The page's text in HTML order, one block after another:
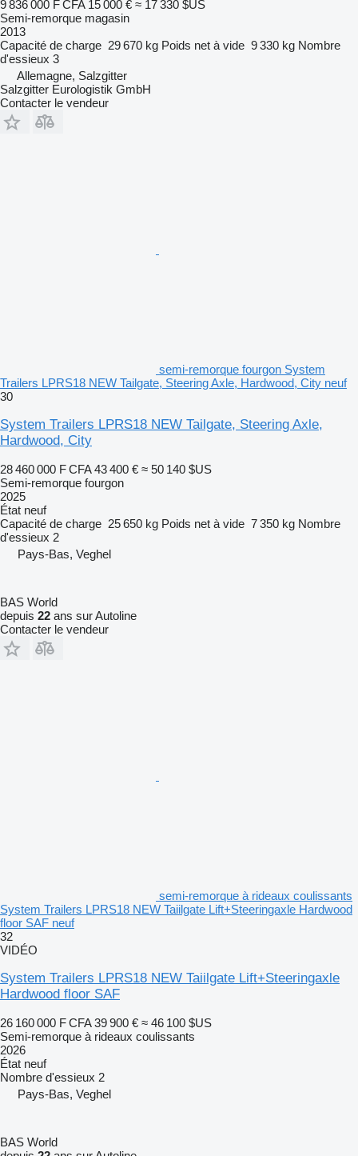
9 836 000 F CFA 15 000 € ≈ 17 330 $US
Semi-remorque magasin
2013
Capacité de charge 29 670 kg Poids net à vide 9 330 kg Nombre
d'essieux 3
Allemagne, Salzgitter
Salzgitter Eurologistik GmbH
Contacter le vendeur
semi-remorque fourgon System
Trailers LPRS18 NEW Tailgate, Steering Axle, Hardwood, City neuf
30
System Trailers LPRS18 NEW Tailgate, Steering Axle,
Hardwood, City
28 460 000 F CFA 43 400 € ≈ 50 140 $US
Semi-remorque fourgon
2025
État neuf
Capacité de charge 25 650 kg Poids net à vide 7 350 kg Nombre
d'essieux 2
Pays-Bas, Veghel
BAS World
depuis 22 ans sur Autoline
Contacter le vendeur
semi-remorque à rideaux coulissants
System Trailers LPRS18 NEW Taiilgate Lift+Steeringaxle Hardwood
floor SAF neuf
32
VIDÉO
System Trailers LPRS18 NEW Taiilgate Lift+Steeringaxle
Hardwood floor SAF
26 160 000 F CFA 39 900 € ≈ 46 100 $US
Semi-remorque à rideaux coulissants
2026
État neuf
Nombre d'essieux 2
Pays-Bas, Veghel
BAS World